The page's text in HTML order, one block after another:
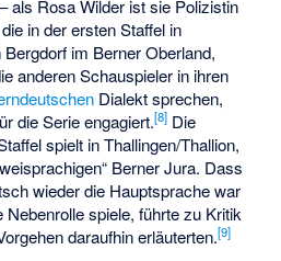
als Rosa Wilder ist sie Polizistin
in der ersten Staffel in
im Berner Oberland,
anderen Schauspieler in ihren
Dialekt sprechen,
die Serie engagiert.[8] Die
spielt in Thallingen/Thallion,
Berner Jura. Dass
wieder die Hauptsprache war
Nebenrolle spiele, führte zu Kritik
daraufhin erläuterten.[9]